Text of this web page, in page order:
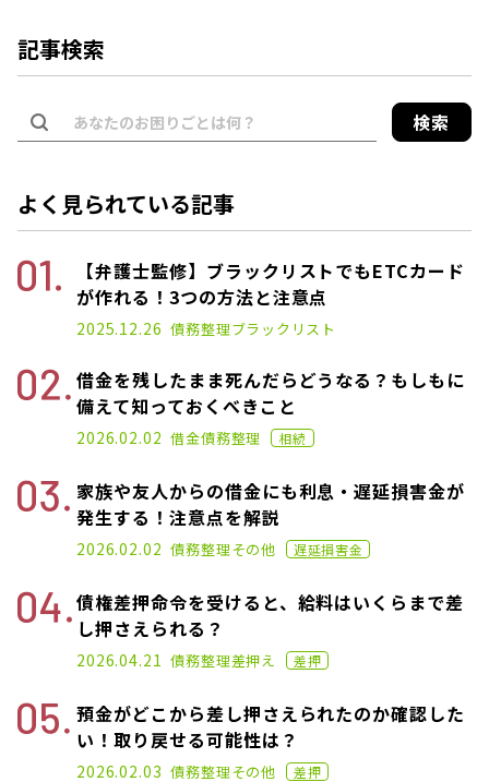
記事検索
検索
よく見られている記事
【弁護士監修】ブラックリストでもETCカード
が作れる！3つの方法と注意点
2021.01.14
2025.12.26 債務整理ブラックリスト
借金を残したまま死んだらどうなる？もしもに
備えて知っておくべきこと
2021.02.26
2026.02.02 借金債務整理 相続
家族や友人からの借金にも利息・遅延損害金が
発生する！注意点を解説
2022.07.06
2026.02.02 債務整理その他 遅延損害金
債権差押命令を受けると、給料はいくらまで差
し押さえられる？
2022.06.15
2026.04.21 債務整理差押え 差押
預金がどこから差し押さえられたのか確認した
い！取り戻せる可能性は？
2023.01.06
2026.02.03 債務整理その他 差押